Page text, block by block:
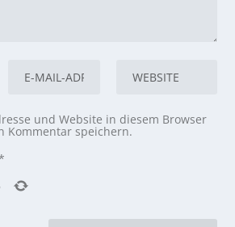
und Website in diesem Browser
Kommentar speichern.